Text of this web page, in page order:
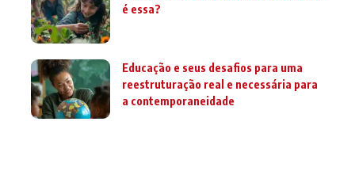
é essa?
Educação e seus desafios para uma
reestruturação real e necessária para
a contemporaneidade